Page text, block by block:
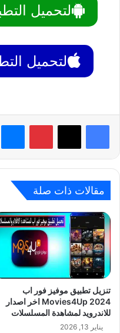
لتحميل
لتحميل
بينتيريست
مقالات ذات صلة
تنزيل تطبيق موفيز فور اب
Movies4Up 2024 اخر اصدار
للاندرويد لمشاهدة المسلسلات
يناير 13, 2026